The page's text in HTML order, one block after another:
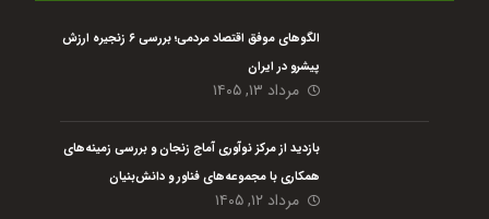
الگوهای موفق اقتصاد مردمی؛ بررسی ۶ زنجیره ارزش
پیشرو در ایران
مرداد ۱۳, ۱۴۰۵
بازدید از مرکز نوآوری آماج زنجان و بررسی زمینه‌های
همکاری با مجموعه‌های فناور و دانش‌بنیان
مرداد ۱۲, ۱۴۰۵